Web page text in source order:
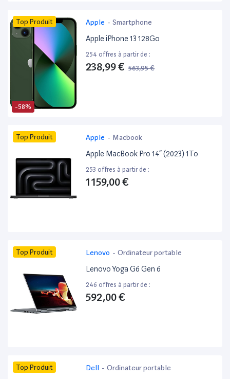
-58%
Top Produit Apple - Smartphone
Apple iPhone 13 128Go
254 offres à partir de :
238,99 € 563,95 €
Top Produit Apple - Macbook
Apple MacBook Pro 14” (2023) 1To
253 offres à partir de :
1 159,00 €
Top Produit Lenovo - Ordinateur portable
Lenovo Yoga G6 Gen 6
246 offres à partir de :
592,00 €
Top Produit Dell - Ordinateur portable